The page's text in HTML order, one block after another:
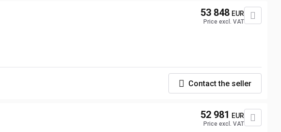
53 848 EUR
Price excl. VAT
Contact the seller
52 981 EUR
Price excl. VAT